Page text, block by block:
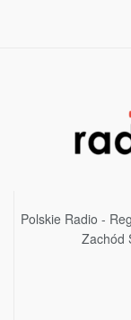
Polskie Radio -
Zachód